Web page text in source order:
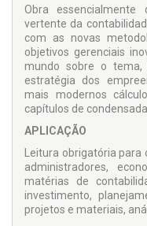
Obra
vertente da
com as novas
objetivos gerenciais
mundo sobre o
estratégia dos
mais modernos
capítulos de
APLICAÇÃO
Leitura obrigatória
administradores,
matérias de
investimento,
projetos e materiais,